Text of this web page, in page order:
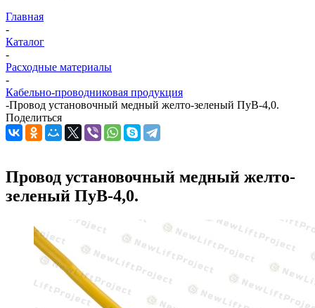
Главная
-
Каталог
-
Расходные материалы
-
Кабельно-проводниковая продукция
-Провод установочный медный желто-зеленый ПуВ-4,0.
Поделиться
Провод установочный медный желто-
зеленый ПуВ-4,0.